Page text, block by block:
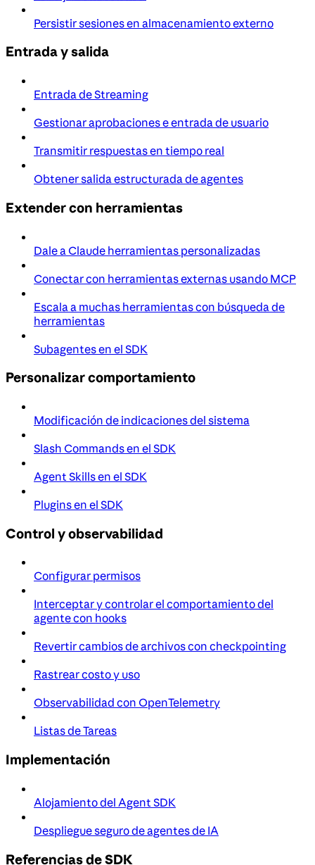
Persistir sesiones en almacenamiento externo
Entrada y salida
Entrada de Streaming
Gestionar aprobaciones e entrada de usuario
Transmitir respuestas en tiempo real
Obtener salida estructurada de agentes
Extender con herramientas
Dale a Claude herramientas personalizadas
Conectar con herramientas externas usando MCP
Escala a muchas herramientas con búsqueda de
herramientas
Subagentes en el SDK
Personalizar comportamiento
Modificación de indicaciones del sistema
Slash Commands en el SDK
Agent Skills en el SDK
Plugins en el SDK
Control y observabilidad
Configurar permisos
Interceptar y controlar el comportamiento del
agente con hooks
Revertir cambios de archivos con checkpointing
Rastrear costo y uso
Observabilidad con OpenTelemetry
Listas de Tareas
Implementación
Alojamiento del Agent SDK
Despliegue seguro de agentes de IA
Referencias de SDK